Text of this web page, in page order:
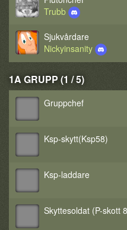
Trubb
Sjukvårdare
Nickyinsanity
1A GRUPP (1 / 5)
Gruppchef
Ksp-skytt(Ksp58)
Ksp-laddare
Skyttesoldat (P-skott